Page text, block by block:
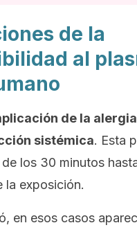
de la
al
de la
sistémica. Esta
los 30 minutos
la exposición.
en esos casos